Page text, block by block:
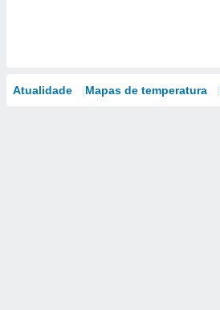
Atualidade Mapas de temperatura